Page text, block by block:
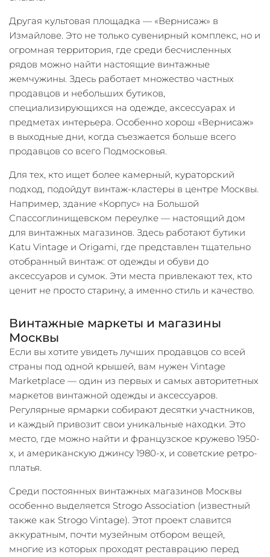
Другая культовая площадка — «Вернисаж» в
Измайлове. Это не только сувенирный комплекс, но и
огромная территория, где среди бесчисленных
рядов можно найти настоящие винтажные
жемчужины. Здесь работает множество частных
продавцов и небольших бутиков,
специализирующихся на одежде, аксессуарах и
предметах интерьера. Особенно хорош «Вернисаж»
в выходные дни, когда съезжается больше всего
продавцов со всего Подмосковья.
Для тех, кто ищет более камерный, кураторский
подход, подойдут винтаж-кластеры в центре Москвы.
Например, здание «Корпус» на Большой
Спассоглинищевском переулке — настоящий дом
для винтажных магазинов. Здесь работают бутики
Katu Vintage и Origami, где представлен тщательно
отобранный винтаж: от одежды и обуви до
аксессуаров и сумок. Эти места привлекают тех, кто
ценит не просто старину, а именно стиль и качество.
Винтажные маркеты и магазины
Москвы
Если вы хотите увидеть лучших продавцов со всей
страны под одной крышей, вам нужен Vintage
Marketplace — один из первых и самых авторитетных
маркетов винтажной одежды и аксессуаров.
Регулярные ярмарки собирают десятки участников,
и каждый привозит свои уникальные находки. Это
место, где можно найти и французское кружево 1950-
х, и американскую джинсу 1980-х, и советские ретро-
платья.
Среди постоянных винтажных магазинов Москвы
особенно выделяется Strogo Association (известный
также как Strogo Vintage). Этот проект славится
аккуратным, почти музейным отбором вещей,
многие из которых проходят реставрацию перед